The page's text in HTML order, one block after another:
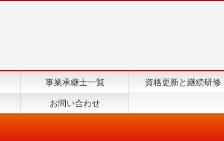
事業承継士一覧 資格更新と継続研修
お問い合わせ